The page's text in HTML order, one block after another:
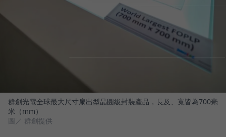
群創光電全球最大尺寸扇出型晶圓級封裝產品，長及、寬皆為700毫
米（mm）
圖／ 群創提供